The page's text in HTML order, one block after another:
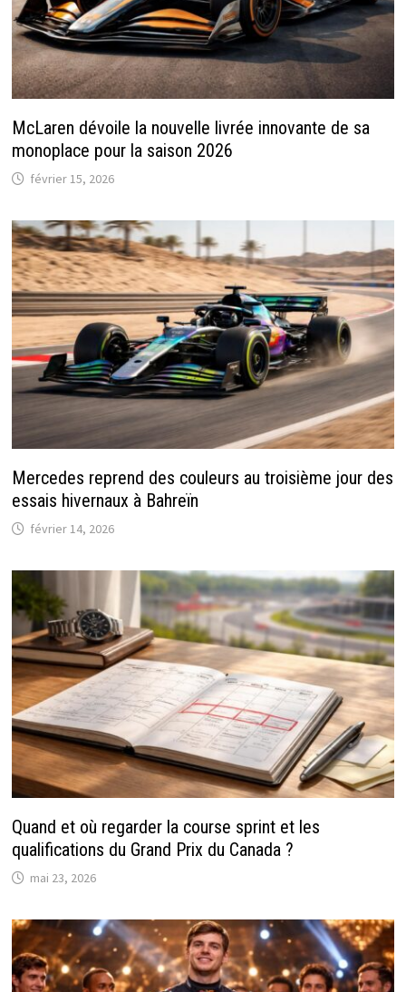
McLaren dévoile la nouvelle livrée innovante de sa
monoplace pour la saison 2026
février 15, 2026
Mercedes reprend des couleurs au troisième jour des
essais hivernaux à Bahreïn
février 14, 2026
Quand et où regarder la course sprint et les
qualifications du Grand Prix du Canada ?
mai 23, 2026